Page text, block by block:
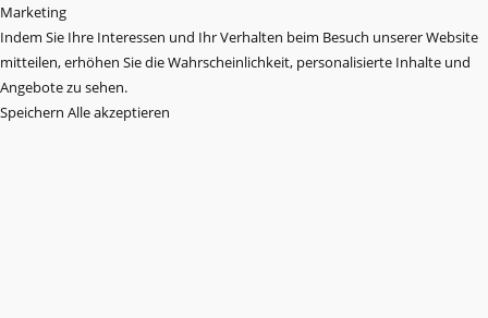
Marketing
Indem Sie Ihre Interessen und Ihr Verhalten beim Besuch unserer Website
mitteilen, erhöhen Sie die Wahrscheinlichkeit, personalisierte Inhalte und
Angebote zu sehen.
Speichern Alle akzeptieren